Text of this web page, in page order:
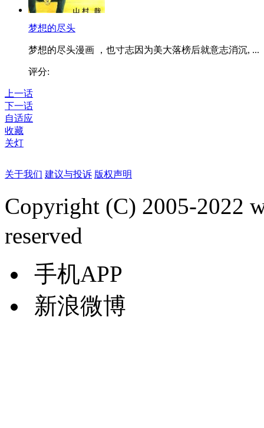
梦想的尽头
梦想的尽头漫画 ，也寸志因为美大落榜后就意志消沉, ...
评分:
上一话
下一话
自适应
收藏
关灯
关于我们 建议与投诉 版权声明
Copyright (C) 2005-2022
reserved
手机APP
新浪微博